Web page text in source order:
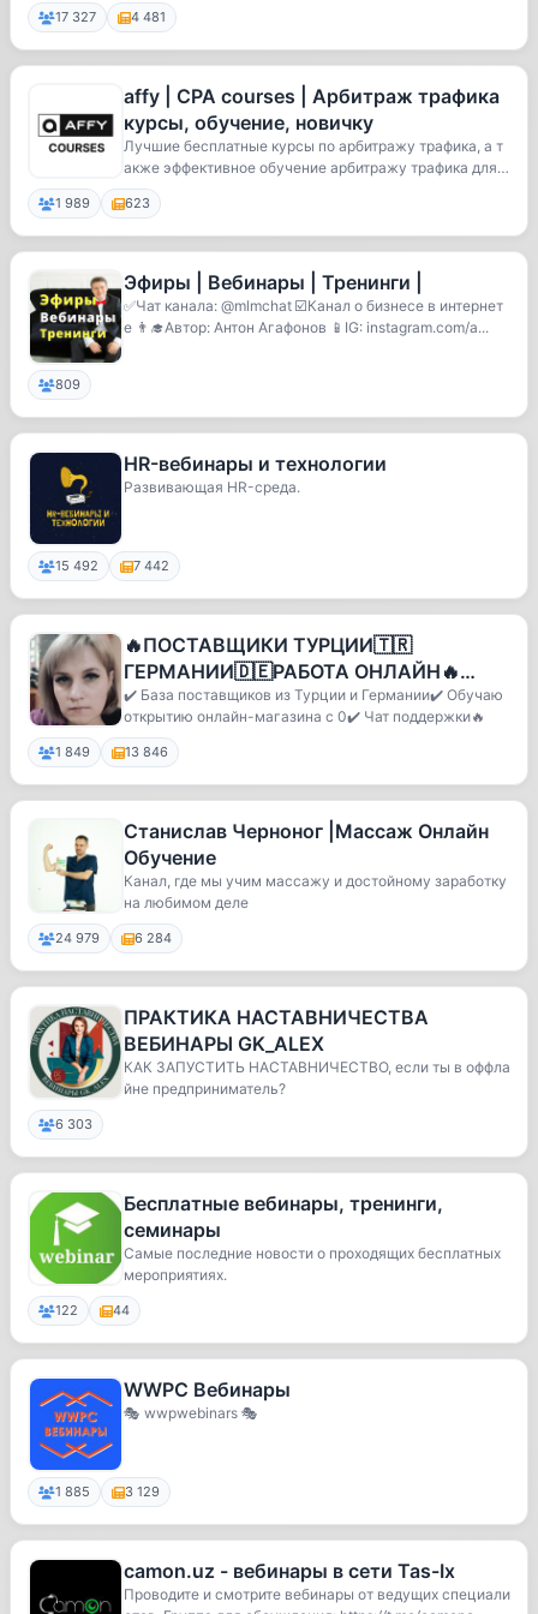
17 327 4 481
affy | CPA courses | Арбитраж трафика
курсы, обучение, новичку
Лучшие бесплатные курсы по арбитражу трафика, а т
акже эффективное обучение арбитражу трафика для
...
1 989 623
Эфиры | Вебинары | Тренинги |
✅Чат канала: @mlmchat ☑️Канал о бизнесе в интернет
е 👨‍🎓Автор: Антон Агафонов 📱IG: instagram.com/a...
809
HR-вебинары и технологии
Развивающая HR-среда.
15 492 7 442
🔥ПОСТАВЩИКИ ТУРЦИИ🇹🇷
ГЕРМАНИИ🇩🇪РАБОТА ОНЛАЙН🔥
ОБУЧЕНИЕ
✔️ База поставщиков из Турции и Германии✔️ Обучаю
открытию онлайн-магазина с 0✔️ Чат поддержки🔥
1 849 13 846
Станислав Черноног |Массаж Онлайн
Обучение
Канал, где мы учим массажу и достойному заработку
на любимом деле
24 979 6 284
ПРАКТИКА НАСТАВНИЧЕСТВА
ВЕБИНАРЫ GK_ALEX
КАК ЗАПУСТИТЬ НАСТАВНИЧЕСТВО, если ты в оффла
йне предприниматель?
6 303
Бесплатные вебинары, тренинги,
семинары
Самые последние новости о проходящих бесплатных
мероприятиях.
122 44
WWPC Вебинары
🎭 wwpwebinars 🎭
1 885 3 129
camon.uz - вебинары в сети Tas-Ix
Проводите и смотрите вебинары от ведущих специали